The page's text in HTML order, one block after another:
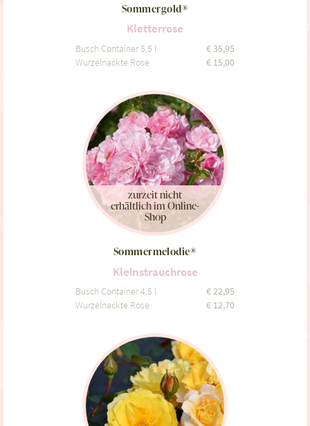
Sommergold®
Kletterrose
Busch Container 5,5 l €35,95
Wurzelnackte Rose
€ 15,00
zurzeit nicht
erhältlich im Online-
Shop
Sommermelodie®
Kleinstrauchrose
Busch Container 4,5 l €22,95
Wurzelnackte Rose
€ 12,70